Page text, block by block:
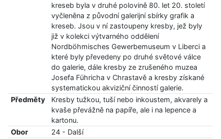
kreseb byla v druhé polovině 80. let 20. století
vyčleněna z původní galerijní sbírky grafik a
kreseb. Jsou v ní zastoupeny kresby, jež byly
již v kolekci výtvarného oddělení
Nordböhmisches Gewerbemuseum v Liberci a
které byly převedeny po druhé světové válce
do galerie, dále kresby ze zrušeného muzea
Josefa Führicha v Chrastavě a kresby získané
systematickou akviziční činností galerie.
Předměty
Kresby tužkou, tuší nebo inkoustem, akvarely a
kvaše převážně na papíře, ale i na lepence a
kartonu.
Obor
24 - Další